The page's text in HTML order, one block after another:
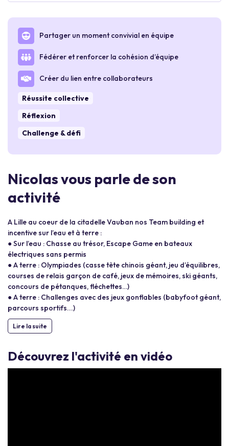
Partager un moment convivial en équipe
Fédérer et renforcer la cohésion d’équipe
Créer du lien entre collaborateurs
Réussite collective
Réflexion
Challenge & défi
Nicolas vous parle de son
activité
A Lille au coeur de la citadelle Vauban nos Team building et
incentive sur l’eau et à terre :
● Sur l’eau : Chasse au trésor, Escape Game en bateaux
électriques sans permis
● A terre : Olympiades (casse tète chinois géant, jeu d’équilibres,
courses de relais garçon de café, jeux de mémoires, ski géants,
concours de pétanques, fléchettes…)
● A terre : Challenges avec des jeux gonflables (babyfoot géant,
parcours sportifs...)
Lire la suite
Découvrez l'activité en vidéo